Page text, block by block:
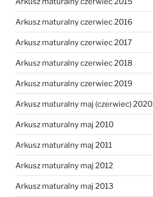
Arkusz maturalny czerwiec 2016
Arkusz maturalny czerwiec 2017
Arkusz maturalny czerwiec 2018
Arkusz maturalny czerwiec 2019
Arkusz maturalny maj (czerwiec) 2020
Arkusz maturalny maj 2010
Arkusz maturalny maj 2011
Arkusz maturalny maj 2012
Arkusz maturalny maj 2013